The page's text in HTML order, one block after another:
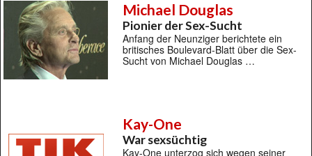
Michael Douglas
Pionier der Sex-Sucht
Anfang der Neunziger berichtete ein
britisches Boulevard-Blatt über die Sex-
Sucht von Michael Douglas …
Kay-One
War sexsüchtig
Kay-One unterzog sich wegen seiner